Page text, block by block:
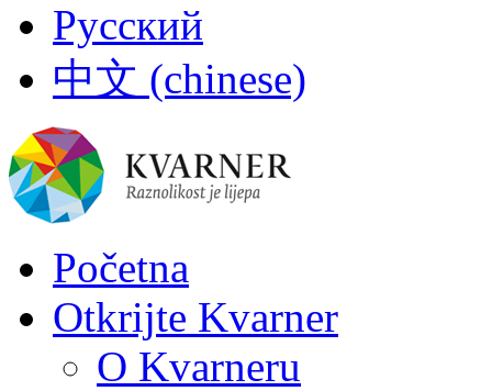
Русский
中文 (chinese)
Početna
Otkrijte Kvarner
O Kvarneru